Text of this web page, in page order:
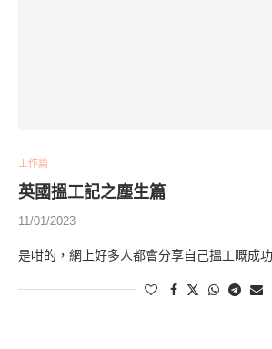
工作篇
英國搵工記之塵生篇
11/01/2023
是咁的，網上好多人都會分享自己搵工嘅成